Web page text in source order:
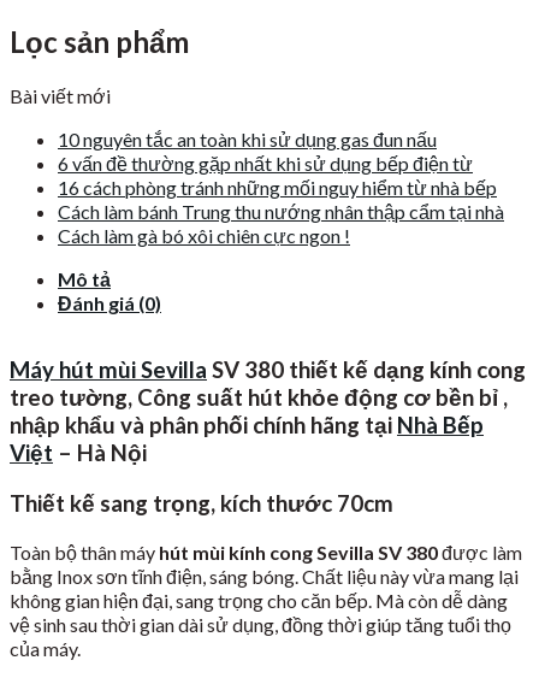
Lọc sản phẩm
Bài viết mới
10 nguyên tắc an toàn khi sử dụng gas đun nấu
6 vấn đề thường gặp nhất khi sử dụng bếp điện từ
16 cách phòng tránh những mối nguy hiểm từ nhà bếp
Cách làm bánh Trung thu nướng nhân thập cẩm tại nhà
Cách làm gà bó xôi chiên cực ngon !
Mô tả
Đánh giá (0)
Máy hút mùi Sevilla SV 380 thiết kế dạng kính cong
treo tường, Công suất hút khỏe động cơ bền bỉ ,
nhập khẩu và phân phối chính hãng tại Nhà Bếp
Việt – Hà Nội
Thiết kế sang trọng, kích thước 70cm
Toàn bộ thân máy hút mùi kính cong Sevilla SV 380được làm
bằng Inox sơn tĩnh điện, sáng bóng. Chất liệu này vừa mang lại
không gian hiện đại, sang trọng cho căn bếp. Mà còn dễ dàng
vệ sinh sau thời gian dài sử dụng, đồng thời giúp tăng tuổi thọ
của máy.